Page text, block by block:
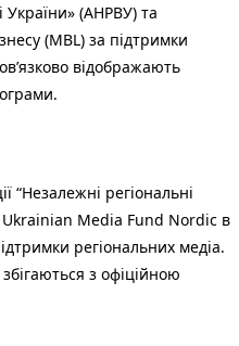
України» (АНРВУ) та
(MBL) за підтримки
відображають
“Незалежні регіональні
Ukrainian Media Fund Nordic в
регіональних медіа.
з офіційною